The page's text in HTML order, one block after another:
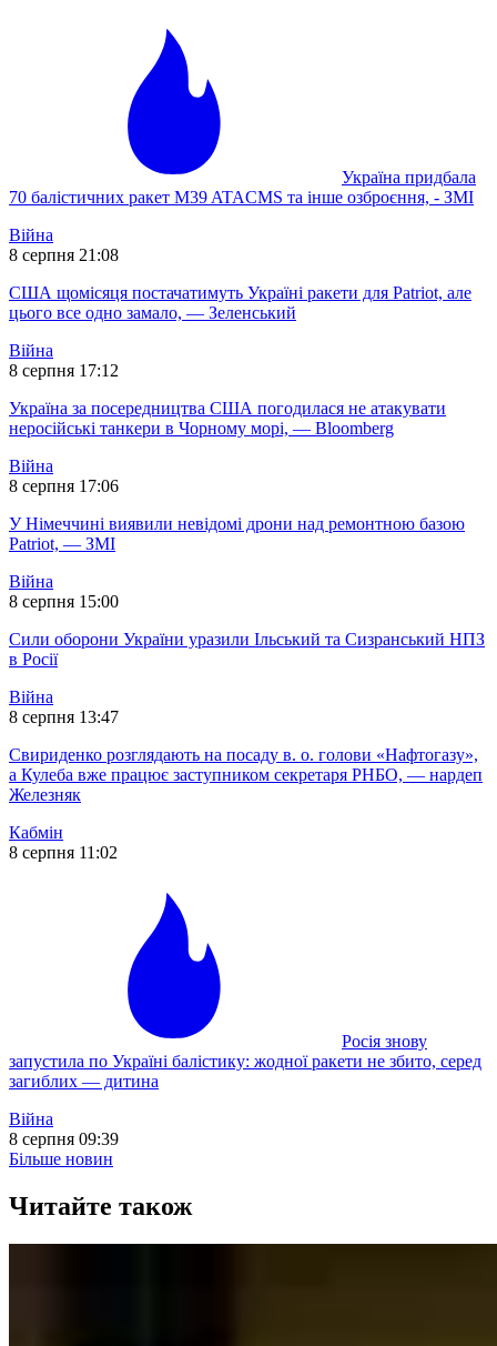
Україна придбала
70 балістичних ракет M39 ATACMS та інше озброєння, - ЗМІ
Війна
8 серпня 21:08
США щомісяця постачатимуть Україні ракети для Patriot, але
цього все одно замало, — Зеленський
Війна
8 серпня 17:12
Україна за посередництва США погодилася не атакувати
неросійські танкери в Чорному морі, — Bloomberg
Війна
8 серпня 17:06
У Німеччині виявили невідомі дрони над ремонтною базою
Patriot, — ЗМІ
Війна
8 серпня 15:00
Сили оборони України уразили Ільський та Сизранський НПЗ
в Росії
Війна
8 серпня 13:47
Свириденко розглядають на посаду в. о. голови «Нафтогазу»,
а Кулеба вже працює заступником секретаря РНБО, — нардеп
Железняк
Кабмін
8 серпня 11:02
Росія знову
запустила по Україні балістику: жодної ракети не збито, серед
загиблих — дитина
Війна
8 серпня 09:39
Більше новин
Читайте також